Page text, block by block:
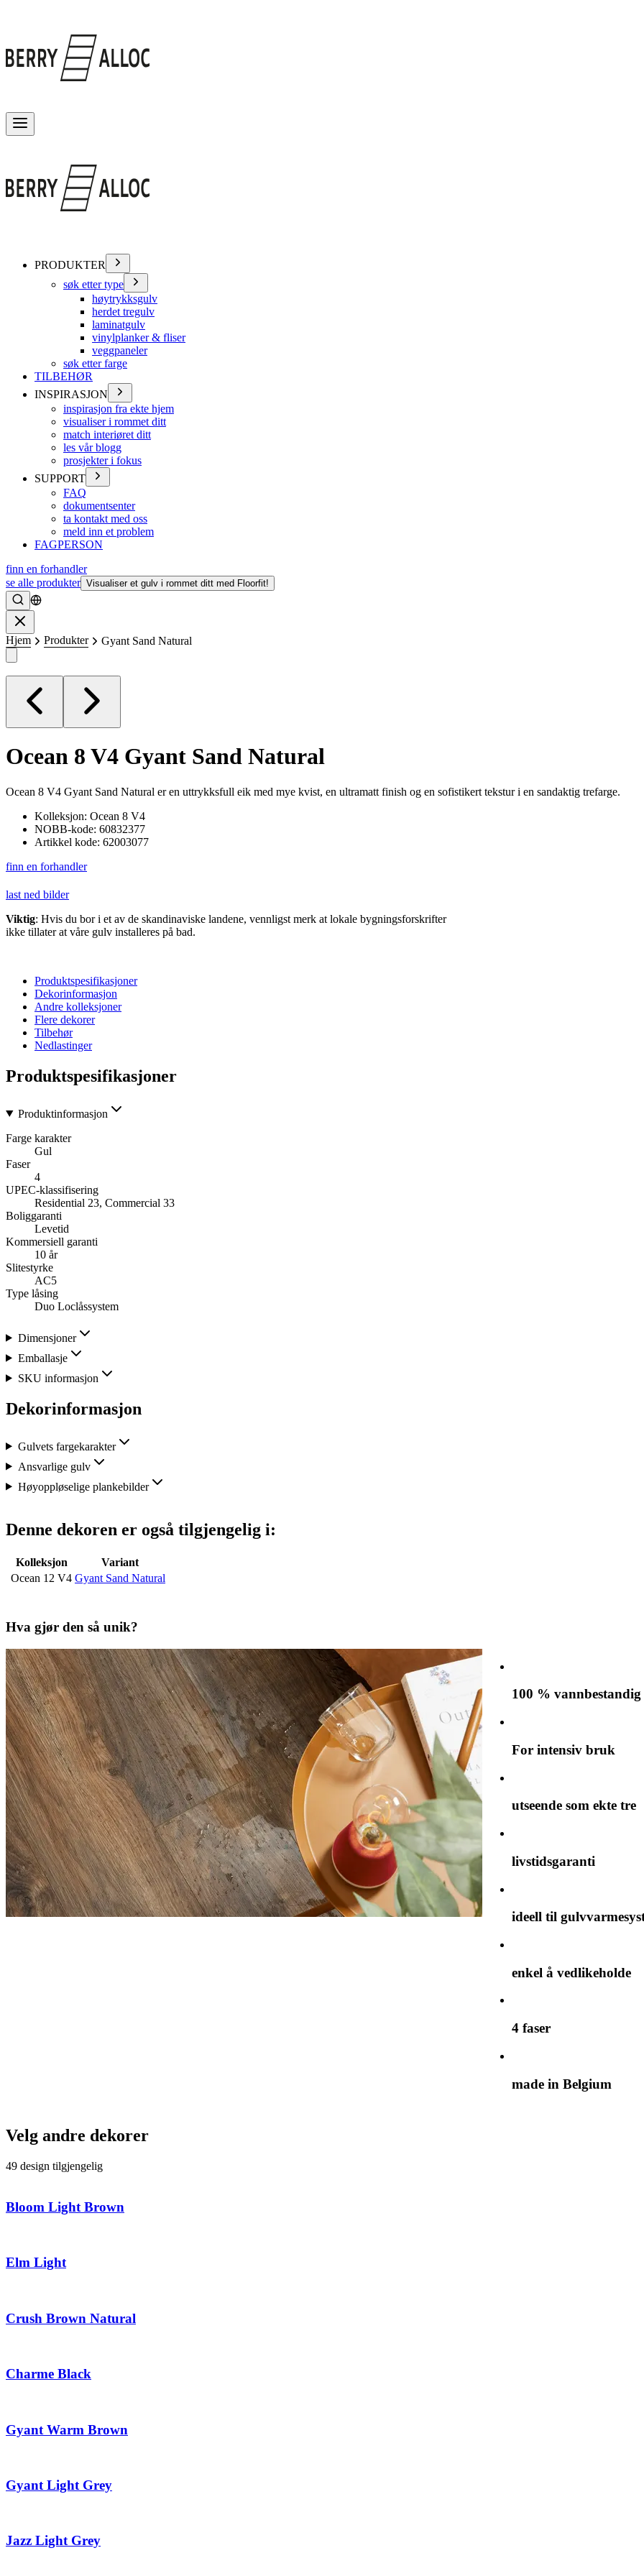
PRODUKTER
søk etter type
høytrykksgulv
herdet tregulv
laminatgulv
vinylplanker & fliser
veggpaneler
søk etter farge
TILBEHØR
INSPIRASJON
inspirasjon fra ekte hjem
visualiser i rommet ditt
match interiøret ditt
les vår blogg
prosjekter i fokus
SUPPORT
FAQ
dokumentsenter
ta kontakt med oss
meld inn et problem
FAGPERSON
finn en forhandler
se alle produkter Visualiser et gulv i rommet ditt med Floorfit!
Søke
Hjem Produkter Gyant Sand Natural
Ocean 8 V4 Gyant Sand Natural
Ocean 8 V4 Gyant Sand Natural er en uttrykksfull eik med mye kvist, en ultramatt finish og en sofistikert tekstur i en sandaktig trefarge.
Kolleksjon: Ocean 8 V4
NOBB-kode: 60832377
Artikkel kode: 62003077
finn en forhandler
last ned bilder
Viktig: Hvis du bor i et av de skandinaviske landene, vennligst merk at lokale bygningsforskrifter
ikke tillater at våre gulv installeres på bad.
Produktspesifikasjoner
Dekorinformasjon
Andre kolleksjoner
Flere dekorer
Tilbehør
Nedlastinger
Produktspesifikasjoner
Produktinformasjon
Farge karakter
Gul
Faser
4
UPEC-klassifisering
Residential 23, Commercial 33
Boliggaranti
Levetid
Kommersiell garanti
10 år
Slitestyrke
AC5
Type låsing
Duo Loclåssystem
Dimensjoner
Emballasje
SKU informasjon
Dekorinformasjon
Gulvets fargekarakter
Ansvarlige gulv
Høyoppløselige plankebilder
Denne dekoren er også tilgjengelig i:
Kolleksjon
Variant
Ocean 12 V4 Gyant Sand Natural
Hva gjør den så unik?
100 % vannbestandig
For intensiv bruk
utseende som ekte tre
livstidsgaranti
ideell til
enkel å vedlikeholde
4 faser
made in Belgium
Velg andre dekorer
49 design tilgjengelig
Bloom Light Brown
Elm Light
Crush Brown Natural
Charme Black
Gyant Warm Brown
Gyant Light Grey
Jazz Light Grey